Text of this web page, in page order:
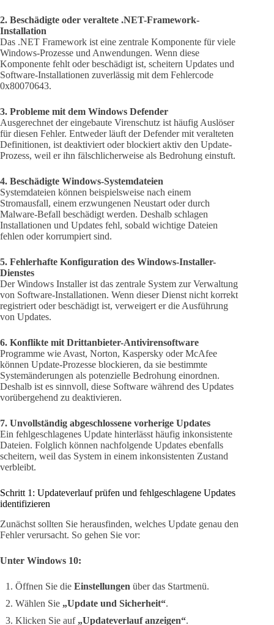
2. Beschädigte oder veraltete .NET-Framework-
Installation
Das .NET Framework ist eine zentrale Komponente für viele
Windows-Prozesse und Anwendungen. Wenn diese
Komponente fehlt oder beschädigt ist, scheitern Updates und
Software-Installationen zuverlässig mit dem Fehlercode
0x80070643.
3. Probleme mit dem Windows Defender
Ausgerechnet der eingebaute Virenschutz ist häufig Auslöser
für diesen Fehler. Entweder läuft der Defender mit veralteten
Definitionen, ist deaktiviert oder blockiert aktiv den Update-
Prozess, weil er ihn fälschlicherweise als Bedrohung einstuft.
4. Beschädigte Windows-Systemdateien
Systemdateien können beispielsweise nach einem
Stromausfall, einem erzwungenen Neustart oder durch
Malware-Befall beschädigt werden. Deshalb schlagen
Installationen und Updates fehl, sobald wichtige Dateien
fehlen oder korrumpiert sind.
5. Fehlerhafte Konfiguration des Windows-Installer-
Dienstes
Der Windows Installer ist das zentrale System zur Verwaltung
von Software-Installationen. Wenn dieser Dienst nicht korrekt
registriert oder beschädigt ist, verweigert er die Ausführung
von Updates.
6. Konflikte mit Drittanbieter-Antivirensoftware
Programme wie Avast, Norton, Kaspersky oder McAfee
können Update-Prozesse blockieren, da sie bestimmte
Systemänderungen als potenzielle Bedrohung einordnen.
Deshalb ist es sinnvoll, diese Software während des Updates
vorübergehend zu deaktivieren.
7. Unvollständig abgeschlossene vorherige Updates
Ein fehlgeschlagenes Update hinterlässt häufig inkonsistente
Dateien. Folglich können nachfolgende Updates ebenfalls
scheitern, weil das System in einem inkonsistenten Zustand
verbleibt.
Schritt 1: Updateverlauf prüfen und fehlgeschlagene Updates
identifizieren
Zunächst sollten Sie herausfinden, welches Update genau den
Fehler verursacht. So gehen Sie vor:
Unter Windows 10:
Öffnen Sie die Einstellungen über das Startmenü.
Wählen Sie „Update und Sicherheit“.
Klicken Sie auf „Updateverlauf anzeigen“.